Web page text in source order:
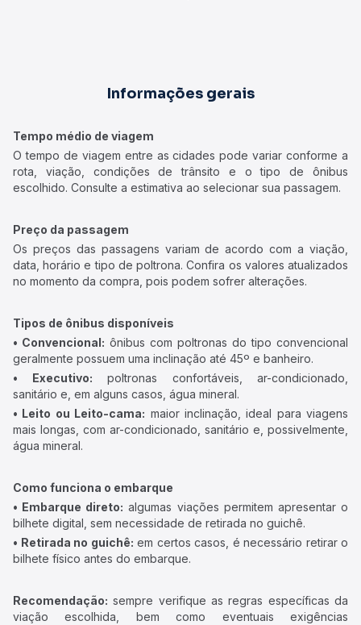
Informações gerais
Tempo médio de viagem
O tempo de viagem entre as cidades pode variar conforme a
rota, viação, condições de trânsito e o tipo de ônibus
escolhido. Consulte a estimativa ao selecionar sua passagem.
Preço da passagem
Os preços das passagens variam de acordo com a viação,
data, horário e tipo de poltrona. Confira os valores atualizados
no momento da compra, pois podem sofrer alterações.
Tipos de ônibus disponíveis
• Convencional: ônibus com poltronas do tipo convencional
geralmente possuem uma inclinação até 45º e banheiro.
• Executivo: poltronas confortáveis, ar-condicionado,
sanitário e, em alguns casos, água mineral.
• Leito ou Leito-cama: maior inclinação, ideal para viagens
mais longas, com ar-condicionado, sanitário e, possivelmente,
água mineral.
Como funciona o embarque
• Embarque direto: algumas viações permitem apresentar o
bilhete digital, sem necessidade de retirada no guichê.
• Retirada no guichê: em certos casos, é necessário retirar o
bilhete físico antes do embarque.
Recomendação: sempre verifique as regras específicas da
viação escolhida, bem como eventuais exigências